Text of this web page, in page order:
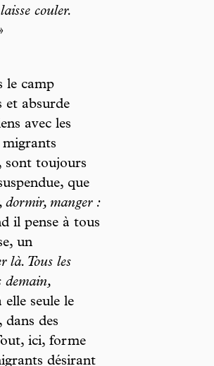
couler.
le camp
et absurde
avec les
migrants
sont toujours
que
dormir, manger :
il pense à tous
un
là. Tous les
demain,
seule le
dans des
ici, forme
désirant